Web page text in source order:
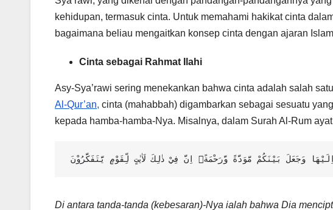
kehidupan, termasuk cinta. Untuk memahami hakikat cinta
bagaimana beliau mengaitkan konsep cinta dengan ajaran
Cinta sebagai Rahmat Ilahi
Asy-Sya’rawi sering menekankan bahwa cinta adalah salah
Al-Qur’an, cinta (mahabbah) digambarkan sebagai sesuatu
kepada hamba-hamba-Nya. Misalnya, dalam Surah Al-Rum
وَجَعَلَ بَيْنَكُمْ مَّوَدَّةً وَّرَحْمَةًۗ اِنَّ فِيْ ذٰلِكَ لَاٰيٰتٍ لِّقَوْمٍ يَّتَفَكَّرُوْنَ
Di antara tanda-tanda (kebesaran)-Nya ialah bahwa Dia